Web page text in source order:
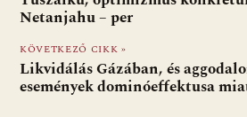
o
o
k
A
p
p
Netanjahu – per
KÖVETKEZŐ CIKK »
Likvidálás Gázában, és
események dominóeffektusa